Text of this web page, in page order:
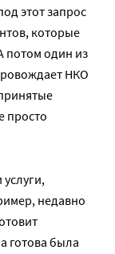
этот запрос
которые
потом один из
НКО
просто
недавно
готова была